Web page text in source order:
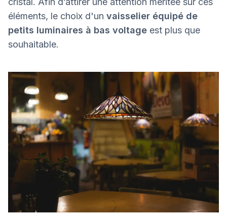
éléments, le choix d'un vaisselier équipé de
petits luminaires à bas voltage est plus que
souhaitable.